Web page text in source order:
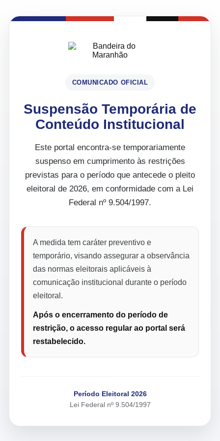
COMUNICADO OFICIAL
Suspensão Temporária de
Conteúdo Institucional
Este portal encontra-se temporariamente
suspenso em cumprimento às restrições
previstas para o período que antecede o pleito
eleitoral de 2026, em conformidade com a Lei
Federal nº 9.504/1997.
A medida tem caráter preventivo e
temporário, visando assegurar a observância
das normas eleitorais aplicáveis à
comunicação institucional durante o período
eleitoral.
Após o encerramento do período de
restrição, o acesso regular ao portal será
restabelecido.
Período Eleitoral 2026
Lei Federal nº 9.504/1997